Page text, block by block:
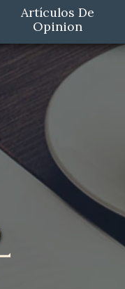
Artículos De
Opinion